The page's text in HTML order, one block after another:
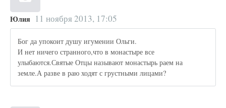
Юлия 11 ноября 2013, 17:05
Бог да упокоит душу игумении Ольги.
И нет ничего странного,что в монастыре все
улыбаются.Святые Отцы называют монастырь раем на
земле.А разве в раю ходят с грустными лицами?